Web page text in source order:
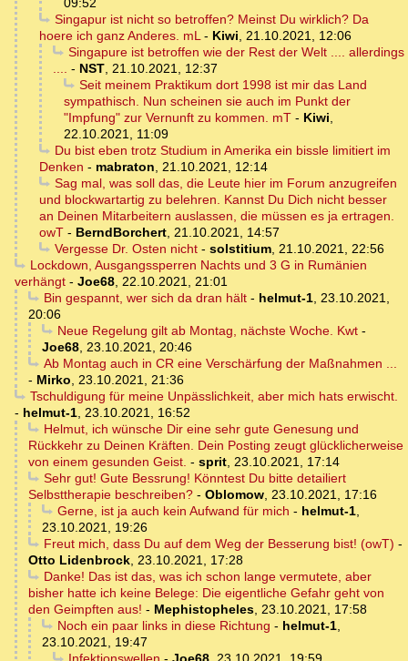
09:52
Singapur ist nicht so betroffen? Meinst Du wirklich? Da
hoere ich ganz Anderes. mL- Kiwi, 21.10.2021, 12:06
Singapure ist betroffen wie der Rest der Welt .... allerdings
.... - NST, 21.10.2021, 12:37
Seit meinem Praktikum dort 1998 ist mir das Land
sympathisch. Nun scheinen sie auch im Punkt der
"Impfung" zur Vernunft zu kommen. mT - Kiwi,
22.10.2021, 11:09
Du bist eben trotz Studium in Amerika ein bissle limitiert im
Denken - mabraton, 21.10.2021, 12:14
Sag mal, was soll das, die Leute hier im Forum anzugreifen
und blockwartartig zu belehren. Kannst Du Dich nicht besser
an Deinen Mitarbeitern auslassen, die müssen es ja ertragen.
owT - BerndBorchert, 21.10.2021, 14:57
Vergesse Dr. Osten nicht- solstitium, 21.10.2021, 22:56
Lockdown, Ausgangssperren Nachts und 3 G in Rumänien
verhängt - Joe68, 22.10.2021, 21:01
Bin gespannt, wer sich da dran hält- helmut-1, 23.10.2021,
20:06
Neue Regelung gilt ab Montag, nächste Woche. Kwt-
Joe68, 23.10.2021, 20:46
Ab Montag auch in CR eine Verschärfung der Maßnahmen ...
- Mirko, 23.10.2021, 21:36
Tschuldigung für meine Unpässlichkeit, aber mich hats erwischt.
- helmut-1, 23.10.2021, 16:52
Helmut, ich wünsche Dir eine sehr gute Genesung und
Rückkehr zu Deinen Kräften. Dein Posting zeugt glücklicherweise
von einem gesunden Geist. - sprit, 23.10.2021, 17:14
Sehr gut! Gute Bessrung! Könntest Du bitte detailiert
Selbsttherapie beschreiben? - Oblomow, 23.10.2021, 17:16
Gerne, ist ja auch kein Aufwand für mich - helmut-1,
23.10.2021, 19:26
Freut mich, dass Du auf dem Weg der Besserung bist! (owT) -
Otto Lidenbrock, 23.10.2021, 17:28
Danke! Das ist das, was ich schon lange vermutete, aber
bisher hatte ich keine Belege: Die eigentliche Gefahr geht von
den Geimpften aus! - Mephistopheles, 23.10.2021, 17:58
Noch ein paar links in diese Richtung - helmut-1,
23.10.2021, 19:47